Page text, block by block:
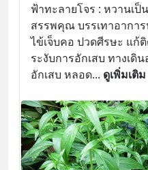
ฟ้าทะลายโจร : หวานเป็
สรรพคุณ บรรเทาอากา
ไข้เจ็บคอ ปวดศีรษะ แก้
ระงับการอักเสบ ทางเ
อักเสบ หลอด... ดูเพิ่มเติม